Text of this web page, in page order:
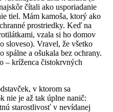
čítali ako usporiadanie
tiel. Mám kamoša, ktorý ako
prostriedky. Keď na
vzala si ho domov
sloveso). Vravel, že všetko
spálne a ošukala bez ochrany.
– kríženca čistokrvných
v ktorom sa
nie je až tak úplne nanič:
starostlivosť v nevídanej